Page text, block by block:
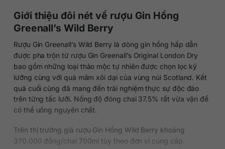
Giới thiệu đôi nét về rượu Gin Hồng
Greenall’s Wild Berry
Rượu Gin Greenall’s Wild Berry là dòng gin hồng hấp dẫn
được pha trộn từ rượu Gin Greenall’s Original London Dry
bao gồm những loại thảo mộc tự nhiên được chọn lọc kỹ
lưỡng cùng với quả mâm xôi dại của vùng núi Scotland. Kết
quả cuối cùng đã mang đến trải nghiệm thực sự độc đáo
trên từng tấc lưỡi. Nồng độ đóng chai 37.5% rất vừa vặn để
có thể uống nguyên chất.
Trên thị trường giá rượu Gin Hồng Wild Berry khoảng
370.000 đồng/chai 700ml tùy theo đơn vị cung cấp.